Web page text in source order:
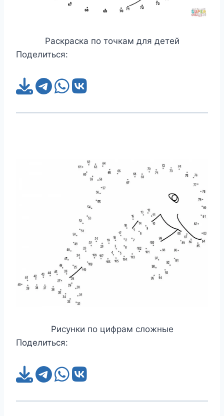
Раскраска по точкам для детей
Поделиться:
Рисунки по цифрам сложные
Поделиться: